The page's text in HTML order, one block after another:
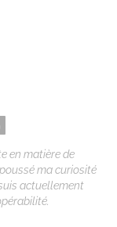
en matière de
ma curiosité
actuellement